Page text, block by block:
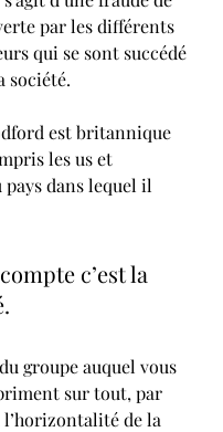
par les différents
qui se sont succédé
société.
est britannique
les us et
dans lequel il
c’est la
groupe auquel vous
sur tout, par
de la